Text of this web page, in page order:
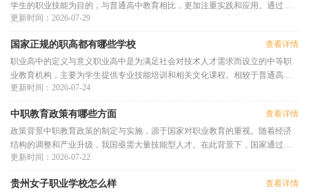
学生的职业技能为目的，与普通高中教育相比，更加注重实践和应用。通过专
业课程和实习，学生不仅能够
更新时间：2026-07-29
国家正规的职高都有哪些学校
查看详情
职业高中的定义与意义职业高中是为满足社会对技术人才需求而设立的中等职
业教育机构，主要为学生提供专业技能培训和相关文化课程。相较于普通高
中，职高更加注重实践操作和职
更新时间：2026-07-24
中职教育政策有哪些方面
查看详情
政策背景中职教育政策的制定与实施，源于国家对职业教育的重视。随着经济
结构的调整和产业升级，我国亟需大量技能型人才。在此背景下，国家通过政
策引导，鼓励和支持中职教育
更新时间：2026-07-22
贵州女子职业学校怎么样 查看详情